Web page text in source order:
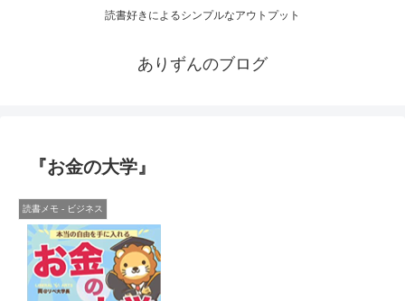
読書好きによるシンプルなアウトプット
ありずんのブログ
『お金の大学』
読書メモ - ビジネス